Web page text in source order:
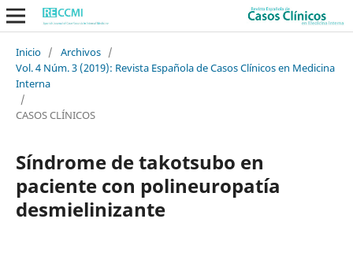
Inicio / Archivos /
Vol. 4 Núm. 3 (2019): Revista Española de Casos Clínicos en Medicina
Interna
/
CASOS CLÍNICOS
Síndrome de takotsubo en
paciente con polineuropatía
desmielinizante